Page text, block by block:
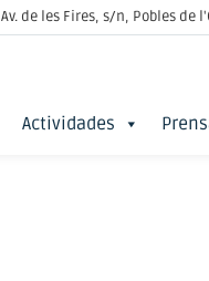
Av. de les Fires, s/n, Pobles de
Actividades